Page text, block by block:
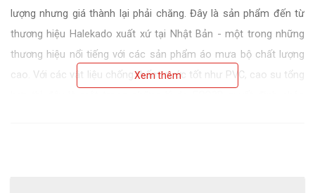
lượng nhưng giá thành lại phải chăng. Đây là sản phẩm đến từ
thương hiệu Halekado xuất xứ tại Nhật Bản - một trong những
thương hiệu nổi tiếng với các sản phẩm áo mưa bộ chất lượng
cao. Với các vật liệu chống thấm nước tốt như PVC, cao su tổng
Xem thêm